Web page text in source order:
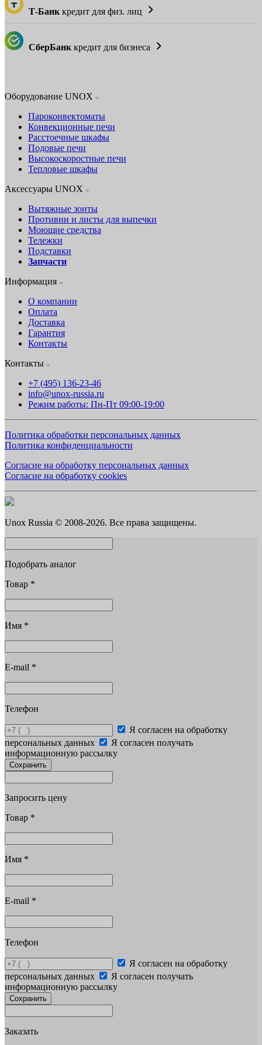
Т-Банк кредит для физ. лиц
СберБанк кредит для бизнеса
Оборудование UNOX
Пароконвектоматы
Конвекционные печи
Расстоечные шкафы
Подовые печи
Высокоскоростные печи
Тепловые шкафы
Аксессуары UNOX
Вытяжные зонты
Противни и листы для выпечки
Моющие средства
Тележки
Подставки
Запчасти
Информация
О компании
Оплата
Доставка
Гарантия
Контакты
Контакты
+7 (495) 136-23-46
info@unox-russia.ru
Режим работы: Пн-Пт 09:00-19:00
Политика обработки персональных данных
Политика конфиденциальности
Согласие на обработку персональных данных
Согласие на обработку cookies
Unox Russia © 2008-2026. Все права защищены.
Подобрать аналог
Товар *
Имя *
E-mail *
Телефон
Я согласен на обработку
персональных данных
Я согласен получать
информационную рассылку
Сохранить
Запросить цену
Товар *
Имя *
E-mail *
Телефон
Я согласен на обработку
персональных данных
Я согласен получать
информационную рассылку
Сохранить
Заказать